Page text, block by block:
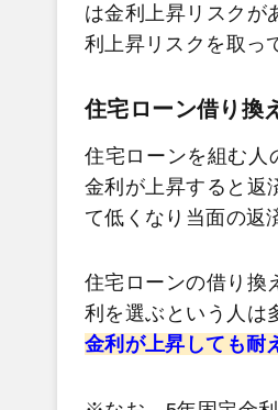
は金利上昇リスクが
利上昇リスクを取っ
住宅ローン借り換
住宅ローンを組む人
金利が上昇すると返
て低くなり当面の返
住宅ローンの借り換
利を選ぶという人は
金利が上昇しても耐